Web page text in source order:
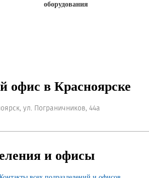
оборудования
офис в Красноярске
ул. Пограничников, 44а
и офисы